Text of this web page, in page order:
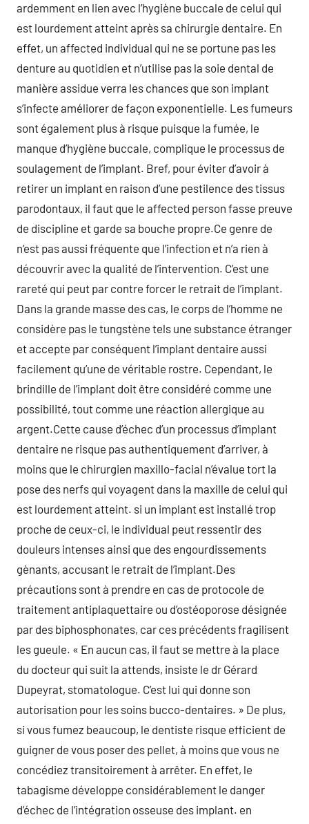
ardemment en lien avec l’hygiène buccale de celui qui
est lourdement atteint après sa chirurgie dentaire. En
effet, un affected individual qui ne se portune pas les
denture au quotidien et n’utilise pas la soie dental de
manière assidue verra les chances que son implant
s’infecte améliorer de façon exponentielle. Les fumeurs
sont également plus à risque puisque la fumée, le
manque d’hygiène buccale, complique le processus de
soulagement de l’implant. Bref, pour éviter d’avoir à
retirer un implant en raison d’une pestilence des tissus
parodontaux, il faut que le affected person fasse preuve
de discipline et garde sa bouche propre.Ce genre de
n’est pas aussi fréquente que l’infection et n’a rien à
découvrir avec la qualité de l’intervention. C’est une
rareté qui peut par contre forcer le retrait de l’implant.
Dans la grande masse des cas, le corps de l’homme ne
considère pas le tungstène tels une substance étranger
et accepte par conséquent l’implant dentaire aussi
facilement qu’une de véritable rostre. Cependant, le
brindille de l’implant doit être considéré comme une
possibilité, tout comme une réaction allergique au
argent.Cette cause d’échec d’un processus d’implant
dentaire ne risque pas authentiquement d’arriver, à
moins que le chirurgien maxillo-facial n’évalue tort la
pose des nerfs qui voyagent dans la maxille de celui qui
est lourdement atteint. si un implant est installé trop
proche de ceux-ci, le individual peut ressentir des
douleurs intenses ainsi que des engourdissements
gènants, accusant le retrait de l’implant.Des
précautions sont à prendre en cas de protocole de
traitement antiplaquettaire ou d’ostéoporose désignée
par des biphosphonates, car ces précédents fragilisent
les gueule. « En aucun cas, il faut se mettre à la place
du docteur qui suit la attends, insiste le dr Gérard
Dupeyrat, stomatologue. C’est lui qui donne son
autorisation pour les soins bucco-dentaires. » De plus,
si vous fumez beaucoup, le dentiste risque efficient de
guigner de vous poser des pellet, à moins que vous ne
concédiez transitoirement à arrêter. En effet, le
tabagisme développe considérablement le danger
d’échec de l’intégration osseuse des implant. en